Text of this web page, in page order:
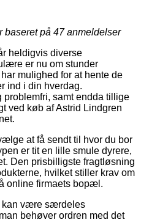
baseret på 47anmeldelser
heldigvis diverse
er nu om stunder
mulighed for at hente de
ind i din hverdag.
problemfri, samt endda tillige
ved køb af Astrid Lindgren
at få sendt til hvor du bor
er tit en lille smule dyrere,
Den prisbilligste fragtløsning
hvilket stiller krav om
online firmaets bopæl.
kan være særdeles
behøver ordren med det